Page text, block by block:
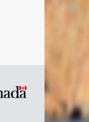
Symbole